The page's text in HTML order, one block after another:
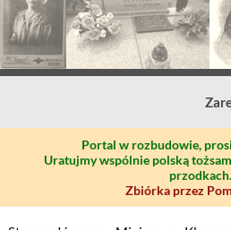
Portal w rozbudowie,
Uratujmy wspólnie polską
przodkach.
Zbiórka przez